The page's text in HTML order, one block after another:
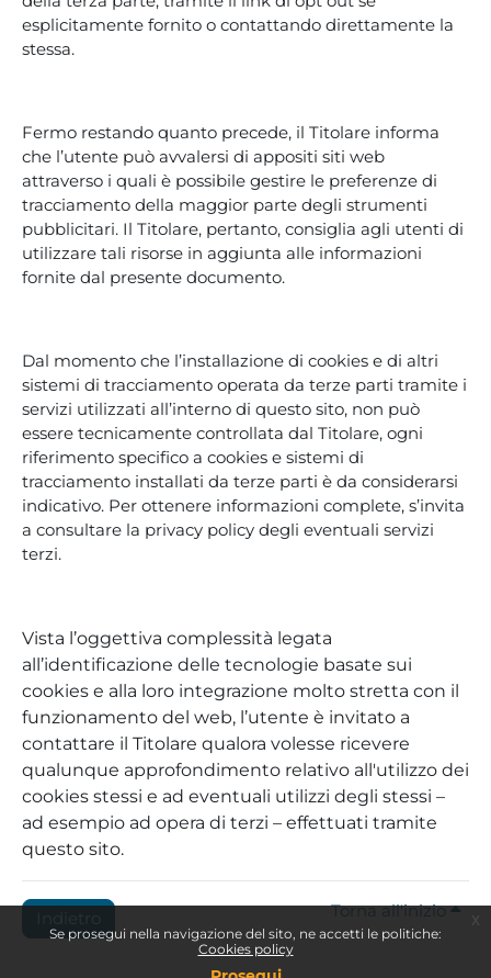
Se prosegui nella navigazione del sito, ne accetti le politiche:
Cookies policy
esplicitamente fornito o contattando direttamente la
stessa.
Fermo restando quanto precede, il Titolare informa
che l’utente può avvalersi di appositi siti web
attraverso i quali è possibile gestire le preferenze di
tracciamento della maggior parte degli strumenti
pubblicitari. Il Titolare, pertanto, consiglia agli utenti di
utilizzare tali risorse in aggiunta alle informazioni
fornite dal presente documento.
Dal momento che l’installazione di cookies e di altri
sistemi di tracciamento operata da terze parti tramite i
servizi utilizzati all’interno di questo sito, non può
essere tecnicamente controllata dal Titolare, ogni
riferimento specifico a cookies e sistemi di
tracciamento installati da terze parti è da considerarsi
indicativo. Per ottenere informazioni complete, s’invita
a consultare la privacy policy degli eventuali servizi
terzi.
Vista l’oggettiva complessità legata
all’identificazione delle tecnologie basate sui
cookies e alla loro integrazione molto stretta con il
funzionamento del web, l’utente è invitato a
contattare il Titolare qualora volesse ricevere
qualunque approfondimento relativo all'utilizzo dei
cookies stessi e ad eventuali utilizzi degli stessi –
ad esempio ad opera di terzi – effettuati tramite
questo sito.
Indietro Torna all'inizio